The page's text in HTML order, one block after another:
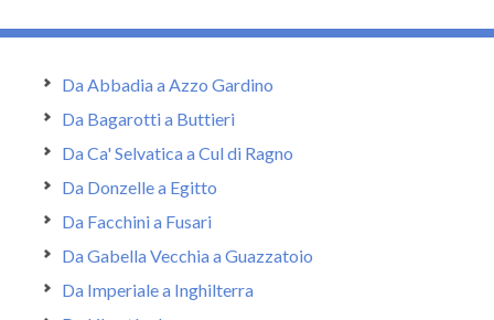
Da Abbadia a Azzo Gardino
Da Bagarotti a Buttieri
Da Ca' Selvatica a Cul di Ragno
Da Donzelle a Egitto
Da Facchini a Fusari
Da Gabella Vecchia a Guazzatoio
Da Imperiale a Inghilterra